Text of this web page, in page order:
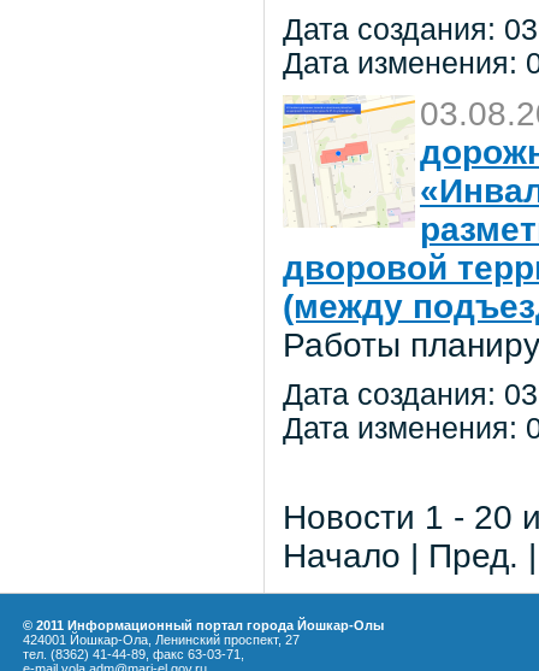
Дата создания:
Дата изменения:
дворовой
(между
Работы
Дата создания:
Дата изменения:
Новости 1 - 20
Начало | Пред.
© 2011 Информационный портал города Йошкар-Олы
424001 Йошкар-Ола, Ленинский проспект, 27
тел. (8362) 41-44-89, факс 63-03-71,